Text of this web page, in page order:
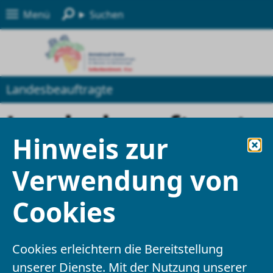
Menü Suchen
Hinweis zur
Verwendung von
Cookies
Cookies erleichtern die Bereitstellung
unserer Dienste. Mit der Nutzung unserer
Landesbeauftragte
Landesbeauftragte
für Menschen mit
Behinderungen in
Niedersachsen
Hannah-Arendt-Platz 2